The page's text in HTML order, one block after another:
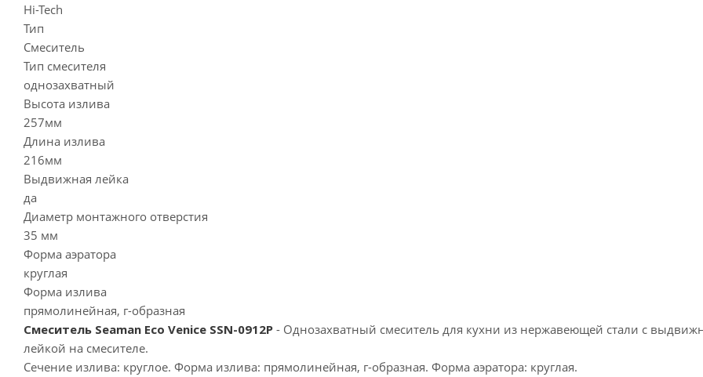
Hi-Tech
Тип
Смеситель
Тип смесителя
однозахватный
Высота излива
257мм
Длина излива
216мм
Выдвижная лейка
да
Диаметр монтажного отверстия
35 мм
Форма аэратора
круглая
Форма излива
прямолинейная, г-образная
Смеситель Seaman Eco Venice SSN-0912P - Однозахватный смеситель для кухни из нержавеющей стали с
лейкой на смесителе.
Сечение излива: круглое. Форма излива: прямолинейная, г-образная. Форма аэратора: круглая.